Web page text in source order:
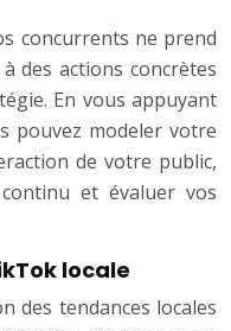
concurrents ne prend
des actions concrètes
En vous appuyant
pouvez modeler votre
de votre public,
et évaluer vos
locale
des tendances locales